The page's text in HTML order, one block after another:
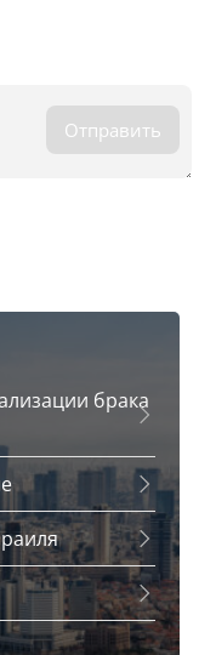
Отправить
брака